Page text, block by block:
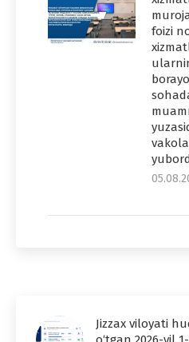
foizi
Jizzax viloyati